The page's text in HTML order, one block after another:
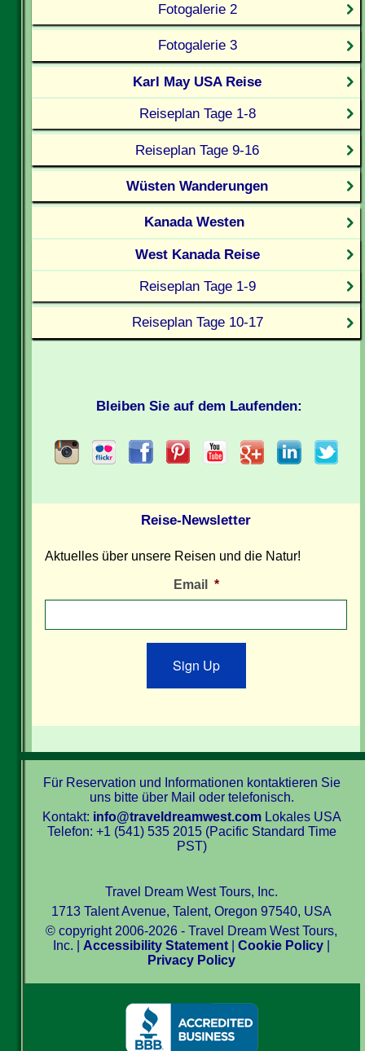
Fotogalerie 2
Fotogalerie 3
Karl May USA Reise
Reiseplan Tage 1-8
Reiseplan Tage 9-16
Wüsten Wanderungen
Kanada Westen
West Kanada Reise
Reiseplan Tage 1-9
Reiseplan Tage 10-17
Bleiben Sie auf dem Laufenden:
Reise-Newsletter
Aktuelles über unsere Reisen und die Natur!
Email *
Sign Up
Für Reservation und Informationen kontaktieren Sie
uns bitte über Mail oder telefonisch.
Kontakt: info@traveldreamwest.comLokales USA
Telefon: +1 (541) 535 2015 (Pacific Standard Time
PST)
Travel Dream West Tours, Inc.
1713 Talent Avenue, Talent, Oregon 97540, USA
© copyright 2006-2026 - Travel Dream West Tours,
Inc. | Accessibility Statement |Cookie Policy
Privacy Policy